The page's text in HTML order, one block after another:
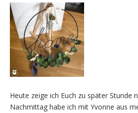
Heute zeige ich Euch zu später Stunde
Nachmittag habe ich mit Yvonne aus